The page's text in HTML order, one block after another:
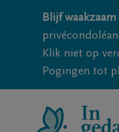
Blijf
Klik niet op
Pogingen tot